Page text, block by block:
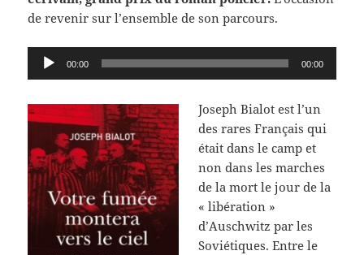
de revenir sur l’ensemble de son parcours.
Lecteur
audio
00:00 00:00
Joseph Bialot est l’un
des rares Français qui
était dans le camp et
non dans les marches
de la mort le jour de la
« libération »
d’Auschwitz par les
Soviétiques. Entre le